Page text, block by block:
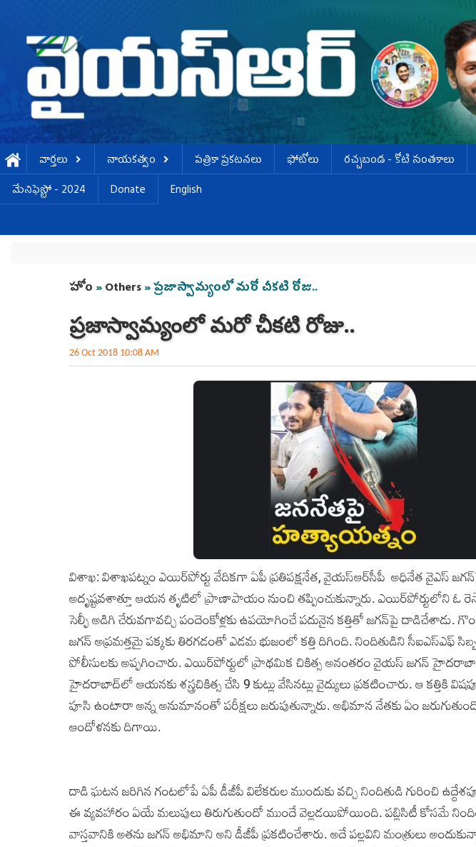
వార్తలు నాయకత్వం పత్రికా ప్రకటనలు ఫోటోలు ర‌చ్చ‌బండ‌ - కోటి సంత‌కాలు
మేనిఫెస్టో - 2024
Donate English
You are here
హోం »Others» ప్రజాస్వామ్యంలో మరో చీకటి రోజు..
ప్రజాస్వామ్యంలో మరో చీకటి రోజు..
26 Oct 2018 10:08 AM
విశాఖ‌: విశాఖపట్నం ఎయిర్‌పోర్టు వేదికగా ఏపీ ప్రతిపక్షనేత, వైయ‌స్ఆర్‌సీపీ అధినేత వైఎస్‌
అదృష్టవశాత్తూ ఆయన తృటిలో ప్రాణాపాయం నుంచి తప్పించుకున్నారు. ఎయిర్‌పోర్టులోని ఓ
సెల్ఫీ అడిగి చేరువగావచ్చి పందెంకోళ్లకు ఉపయోగించే పదునైన కత్తితో జగన్‌పై దాడిచేశాడు.
జగన్‌ అప్రమత్తమై పక్కకు తిరగడంతో ఎడమ భుజంలో కత్తి దిగింది. నిందితుడిని సీఐఎస్‌ఎఫ్‌
పోలీసులకు అప్పగించారు. ఎయిర్‌పోర్టులో ప్రాథమిక చికిత్స అనంతరం వైయ‌స్ జగన్‌
హైదరాబాద్‌లో ఆయనకు శస్త్రచికిత్స చేసి 9 కుట్లు వేసినట్లు వైద్యులు ప్రకటించారు. ఆ
పూసి ఉంటారా అన్న అనుమానంతో పరీక్షలు జరుపుతున్నారు. అభిమాన నేతకు ఏం
ఆందోళనకు దిగాయి.
దాడి ఘటన జరిగిన గంటలోపే ఏపీ డీజీపీ విలేకరుల ముందుకు వచ్చి నిందితుడి గురించి
ఈ వ్యవహారం ఏయే మలుపులు తిరుగుతుందో ముందే వెల్లడయిపోయింది. పబ్లిసిటీ కోసమే
వాస్తవానికి అతను జగన్‌ అభిమాని అని డీజీపీ ప్రకటించేశారు. అదే పల్లవిని మంత్రులు